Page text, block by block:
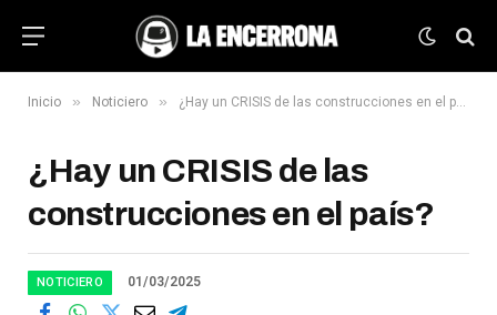
Inicio » Noticiero » ¿Hay un CRISIS de las construcciones en el país?
¿Hay un CRISIS de las
construcciones en el país?
NOTICIERO 01/03/2025